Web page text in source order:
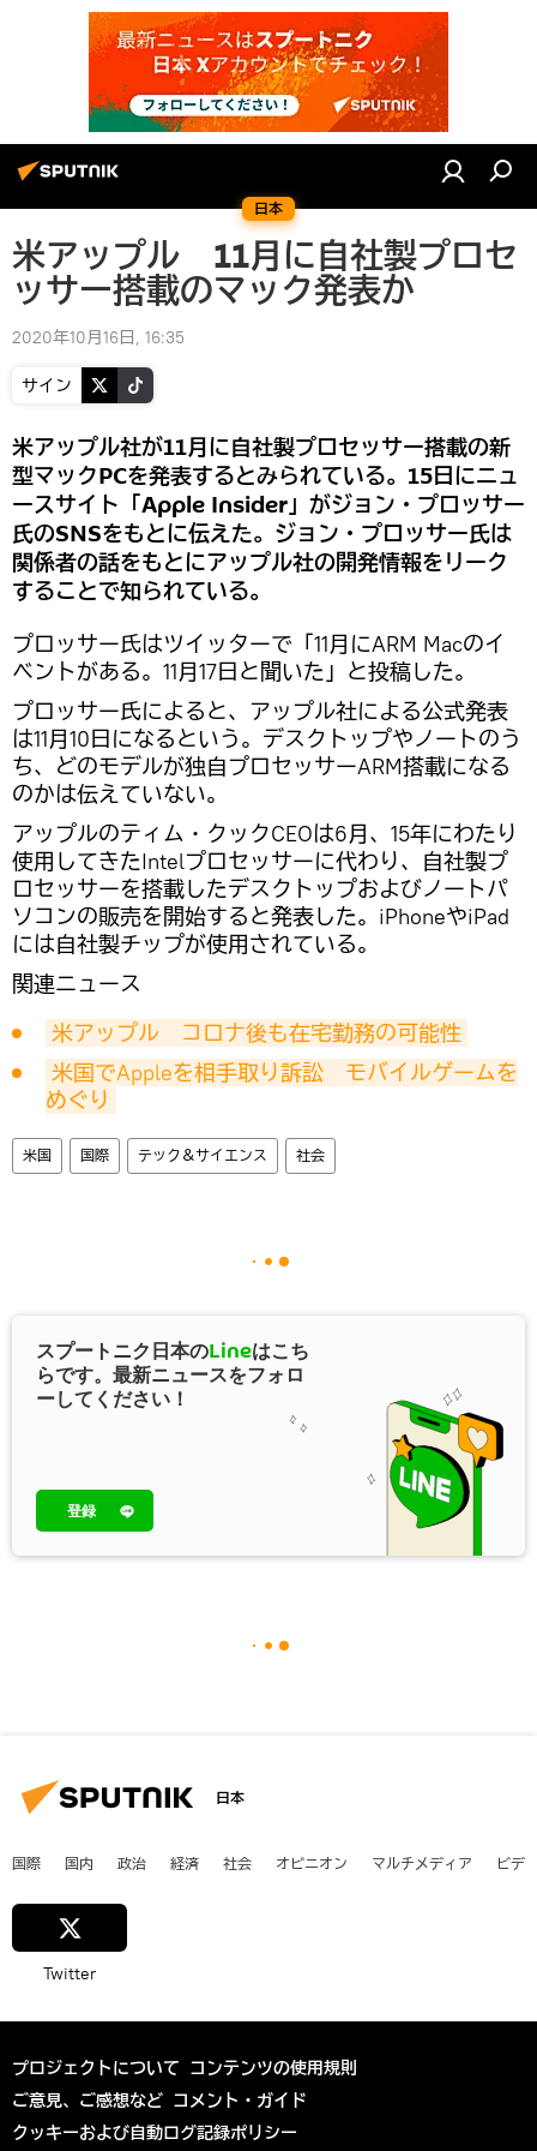
日本
米アップル 11月に自社製プロセ
ッサー搭載のマック発表か
2020年10月16日, 16:35
サイン
米アップル社が11月に自社製プロセッサー搭載の新
型マックPCを発表するとみられている。15日にニュ
ースサイト「Apple Insider」がジョン・プロッサー
氏のSNSをもとに伝えた。ジョン・プロッサー氏は
関係者の話をもとにアップル社の開発情報をリーク
することで知られている。
プロッサー氏はツイッターで「11月にARM Macのイ
ベントがある。11月17日と聞いた」と投稿した。
プロッサー氏によると、アップル社による公式発表
は11月10日になるという。デスクトップやノートのう
ち、どのモデルが独自プロセッサーARM搭載になる
のかは伝えていない。
アップルのティム・クックCEOは6月、15年にわたり
使用してきたIntelプロセッサーに代わり、自社製プ
ロセッサーを搭載したデスクトップおよびノートパ
ソコンの販売を開始すると発表した。iPhoneやiPad
には自社製チップが使用されている。
関連ニュース
米アップル　コロナ後も在宅勤務の可能性
米国でAppleを相手取り訴訟　モバイルゲームを
めぐり
米国 国際 テック＆サイエンス 社会
スプートニク日本のLineはこち
らです。最新ニュースをフォロ
ーしてください！
登録
日本
国際 国内 政治 経済 社会 オピニオン マルチメディア ビデ
Twitter
プロジェクトについて コンテンツの使用規則
ご意見、ご感想など コメント・ガイド
クッキーおよび自動ログ記録ポリシー